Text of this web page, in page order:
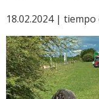
18.02.2024 | tiempo